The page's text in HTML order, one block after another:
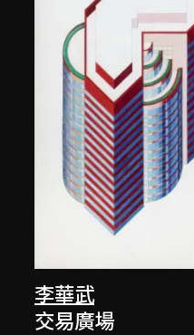
李華武
交易廣場